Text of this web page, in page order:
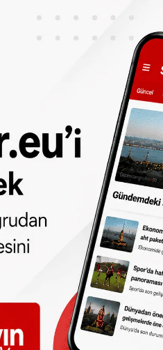
dedi.
Eren, "İki memur ve
derece güvenli bir seçim
parti kendi kilidini
ülkelerinin önünde.
yapabilen yok."
Eren ile YTB
ve diğer Avrupa ülkeleri
gelsin!
Abone olmak için
’ya aittir.